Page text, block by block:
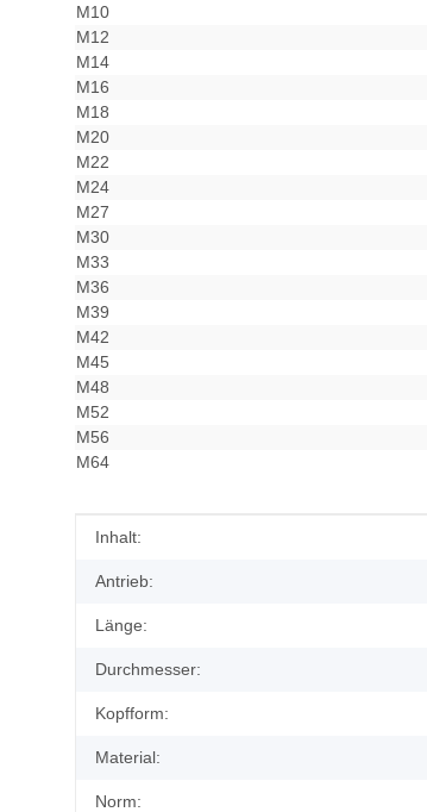
M10
M12
M14
M16
M18
M20
M22
M24
M27
M30
M33
M36
M39
M42
M45
M48
M52
M56
M64
Produkteigenschaft
Wert
Inhalt:
Antrieb:
Länge:
Durchmesser:
Kopfform:
Material:
Norm: